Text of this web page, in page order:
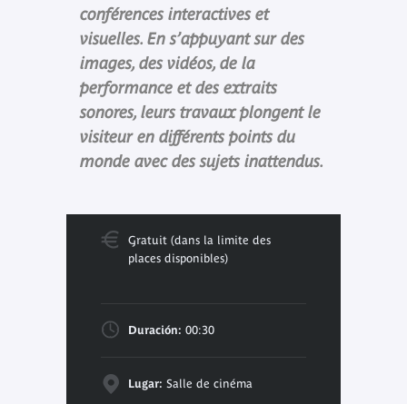
conférences interactives et
visuelles. En s’appuyant sur des
images, des vidéos, de la
performance et des extraits
sonores, leurs travaux plongent le
visiteur en différents points du
monde avec des sujets inattendus.
Gratuit (dans la limite des
places disponibles)
Duración: 00:30
Lugar: Salle de cinéma